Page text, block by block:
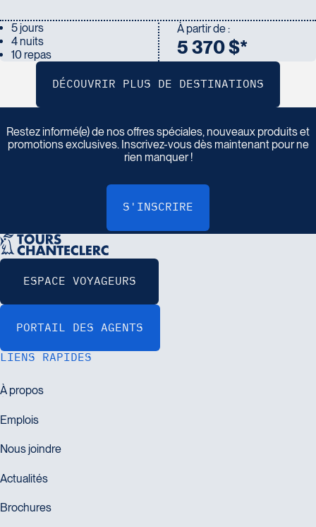
5 jours
4 nuits
10 repas
À partir de :
5 370 $*
Insc ivez vous à n o tre inf lettre
Restez informé(e) de nos offres spéciales, nouveaux produits et
promotions exclusives. Inscrivez-vous dès maintenant pour ne
rien manquer !
LIENS RAPIDES